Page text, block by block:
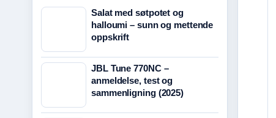
Salat med søtpotet og
halloumi – sunn og mettende
oppskrift
JBL Tune 770NC –
anmeldelse, test og
sammenligning (2025)